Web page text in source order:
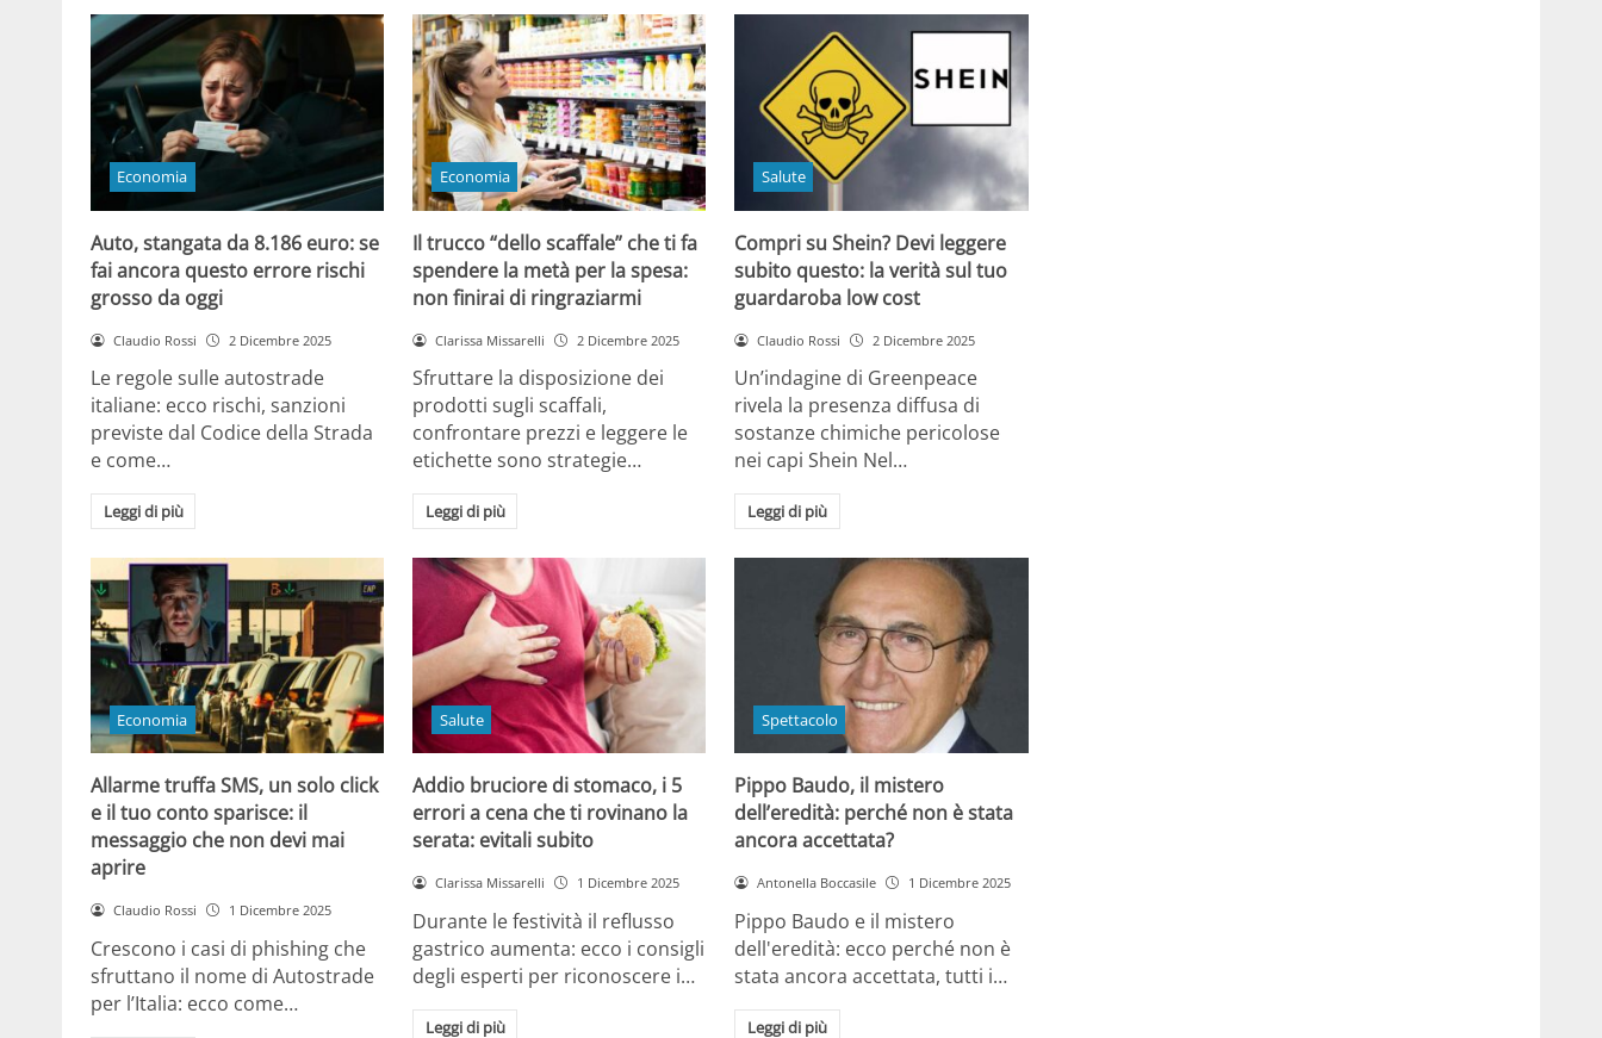
Economia
Auto, stangata da 8.186 euro: se
fai ancora questo errore rischi
grosso da oggi
Claudio Rossi 2 Dicembre 2025
Le regole sulle autostrade
italiane: ecco rischi, sanzioni
previste dal Codice della Strada
e come…
Leggi di più
Economia
Il trucco “dello scaffale” che ti fa
spendere la metà per la spesa:
non finirai di ringraziarmi
Clarissa Missarelli 2 Dicembre 2025
Sfruttare la disposizione dei
prodotti sugli scaffali,
confrontare prezzi e leggere le
etichette sono strategie…
Leggi di più
Salute
Compri su Shein? Devi leggere
subito questo: la verità sul tuo
guardaroba low cost
Claudio Rossi 2 Dicembre 2025
Un’indagine di Greenpeace
rivela la presenza diffusa di
sostanze chimiche pericolose
nei capi Shein Nel…
Leggi di più
Economia
Allarme truffa SMS, un solo click
e il tuo conto sparisce: il
messaggio che non devi mai
aprire
Claudio Rossi 1 Dicembre 2025
Crescono i casi di phishing che
sfruttano il nome di Autostrade
per l’Italia: ecco come…
Salute
Addio bruciore di stomaco, i 5
errori a cena che ti rovinano la
serata: evitali subito
Clarissa Missarelli 1 Dicembre 2025
Durante le festività il reflusso
gastrico aumenta: ecco i consigli
degli esperti per riconoscere i…
Leggi di più
Spettacolo
Pippo Baudo, il mistero
dell’eredità: perché non è stata
ancora accettata?
Antonella Boccasile 1 Dicembre 2025
Pippo Baudo e il mistero
dell'eredità: ecco perché non è
stata ancora accettata, tutti i…
Leggi di più